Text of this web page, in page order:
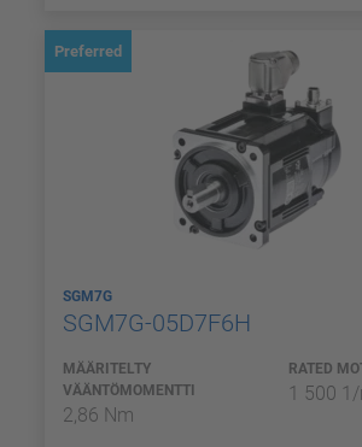
Preferred
SGM7G
SGM7G-05D7F6H
MÄÄRITELTY
VÄÄNTÖMOMENTTI
2,86 Nm
RATED
1 500